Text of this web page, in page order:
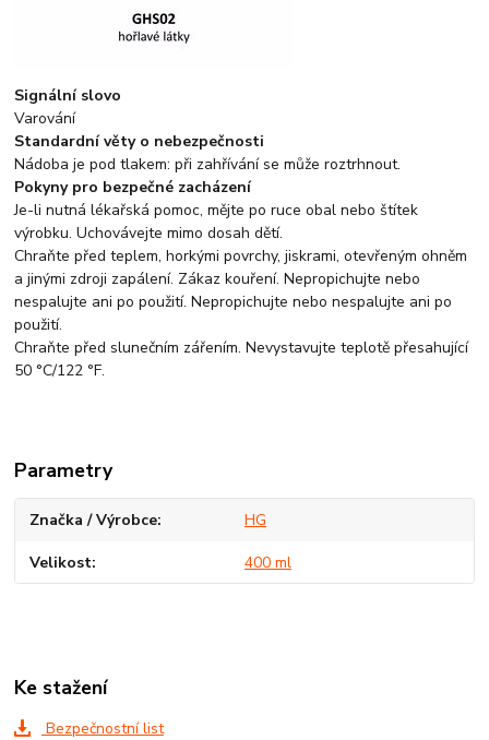
Signální slovo
Varování
Standardní věty o nebezpečnosti
Nádoba je pod tlakem: při zahřívání se může roztrhnout.
Pokyny pro bezpečné zacházení
Je-li nutná lékařská pomoc, mějte po ruce obal nebo štítek
výrobku. Uchovávejte mimo dosah dětí.
Chraňte před teplem, horkými povrchy, jiskrami, otevřeným ohněm
a jinými zdroji zapálení. Zákaz kouření. Nepropichujte nebo
nespalujte ani po použití. Nepropichujte nebo nespalujte ani po
použití.
Chraňte před slunečním zářením. Nevystavujte teplotě přesahující
50 °C/122 °F.
Parametry
Značka / Výrobce HG
Velikost 400 ml
Ke stažení
Bezpečnostní list